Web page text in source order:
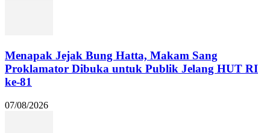
Menapak Jejak Bung Hatta, Makam Sang
Proklamator Dibuka untuk Publik Jelang HUT RI
ke-81
07/08/2026